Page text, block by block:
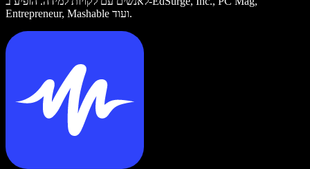
Entrepreneur, Mashable ועוד.